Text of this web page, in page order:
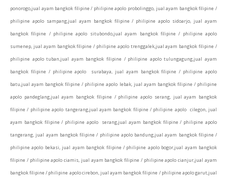
ponorogo,jual ayam bangkok filipine / philipine apolo probolinggo, jual ayam bangkok filipine /
philipine apolo sampang,jual ayam bangkok filipine / philipine apolo sidoarjo, jual ayam
bangkok filipine / philipine apolo situbondo,jual ayam bangkok filipine / philipine apolo
sumenep, jual ayam bangkok filipine / philipine apolo trenggalek,jual ayam bangkok filipine /
philipine apolo tuban,jual ayam bangkok filipine / philipine apolo tulungagung,jual ayam
bangkok filipine / philipine apolo surabaya, jual ayam bangkok filipine / philipine apolo
batu,jual ayam bangkok filipine / philipine apolo lebak, jual ayam bangkok filipine / philipine
apolo pandeglang,jual ayam bangkok filipine / philipine apolo serang, jual ayam bangkok
filipine / philipine apolo tangerang,jual ayam bangkok filipine / philipine apolo cilegon, jual
ayam bangkok filipine / philipine apolo serang,jual ayam bangkok filipine / philipine apolo
tangerang, jual ayam bangkok filipine / philipine apolo bandung,jual ayam bangkok filipine /
philipine apolo bekasi, jual ayam bangkok filipine / philipine apolo bogor,jual ayam bangkok
filipine / philipine apolo ciamis, jual ayam bangkok filipine / philipine apolo cianjur,jual ayam
bangkok filipine / philipine apolo cirebon, jual ayam bangkok filipine / philipine apolo garut,jual